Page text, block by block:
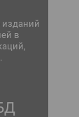
изданий
в